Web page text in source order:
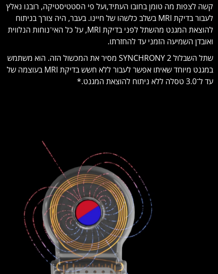
קשה לצפות מה טומן בחובו העתיד,ועל פי הסטטיסטיקה, רובנו נאלץ
לעבור בדיקת MRI בשלב כלשהו של חיינו. בעבר, היה צורך בניתוח
להוצאת המגנט מהשתל לפני בדיקת MRI, על כל האי־נוחות הנלווית
ואובדן השמיעה הזמני עד להחזרתו.
שתל השבלול SYNCHRONY 2 מסיר את המכשול הזה. הוא משתמש
במגנט מיוחד שאיתו אפשר לעבור ללא חשש בדיקת MRI בעוצמה של
עד ל־3.0 טסלה ללא ניתוח להוצאת המגנט.*